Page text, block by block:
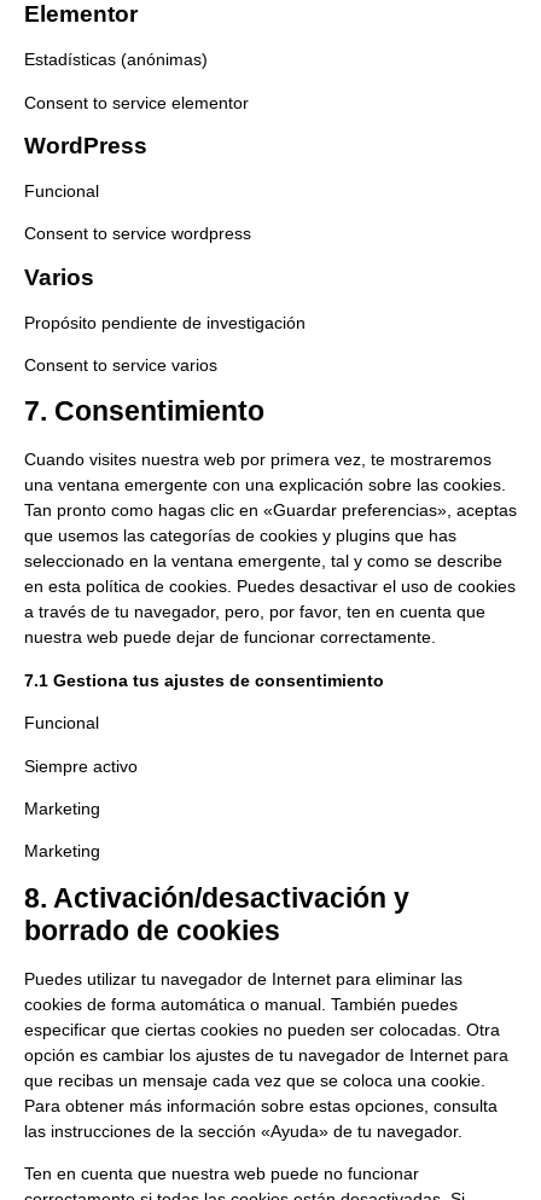
Elementor
Estadísticas (anónimas)
Consent to service elementor
WordPress
Funcional
Consent to service wordpress
Varios
Propósito pendiente de investigación
Consent to service varios
7. Consentimiento
Cuando visites nuestra web por primera vez, te mostraremos
una ventana emergente con una explicación sobre las cookies.
Tan pronto como hagas clic en «Guardar preferencias», aceptas
que usemos las categorías de cookies y plugins que has
seleccionado en la ventana emergente, tal y como se describe
en esta política de cookies. Puedes desactivar el uso de cookies
a través de tu navegador, pero, por favor, ten en cuenta que
nuestra web puede dejar de funcionar correctamente.
7.1 Gestiona tus ajustes de consentimiento
Funcional
Siempre activo
Marketing
Marketing
8. Activación/desactivación y
borrado de cookies
Puedes utilizar tu navegador de Internet para eliminar las
cookies de forma automática o manual. También puedes
especificar que ciertas cookies no pueden ser colocadas. Otra
opción es cambiar los ajustes de tu navegador de Internet para
que recibas un mensaje cada vez que se coloca una cookie.
Para obtener más información sobre estas opciones, consulta
las instrucciones de la sección «Ayuda» de tu navegador.
Ten en cuenta que nuestra web puede no funcionar